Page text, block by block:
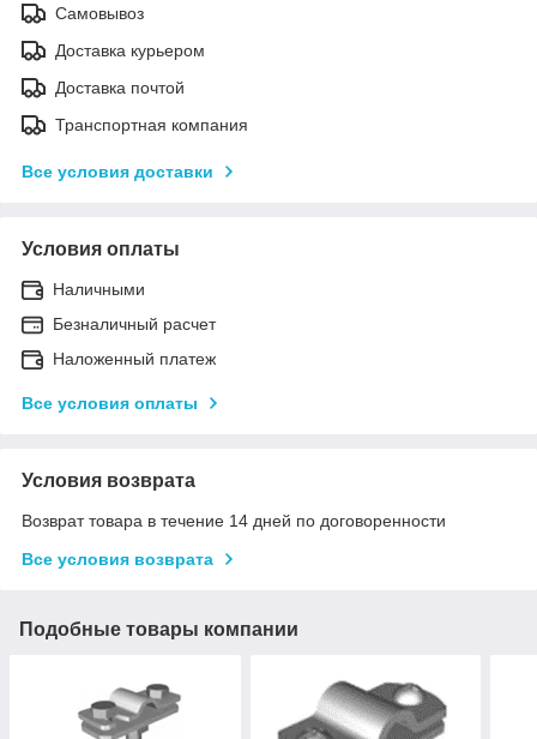
Самовывоз
Доставка курьером
Доставка почтой
Транспортная компания
Все условия доставки
Условия оплаты
Наличными
Безналичный расчет
Наложенный платеж
Все условия оплаты
Условия возврата
Возврат товара в течение 14 дней по договоренности
Все условия возврата
Подобные товары компании